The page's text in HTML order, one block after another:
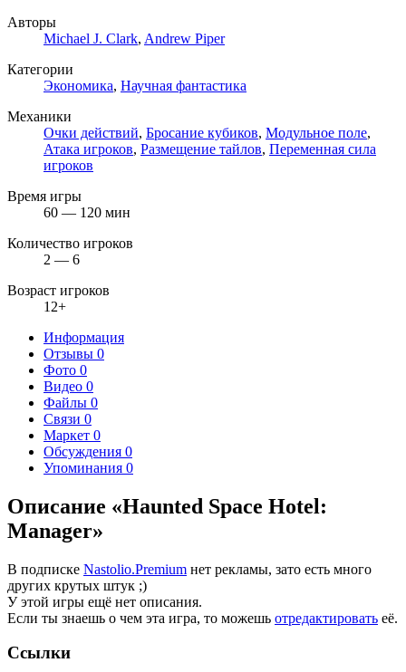
Авторы
Michael J. Clark, Andrew Piper
Категории
Экономика, Научная фантастика
Механики
Очки действий, Бросание кубиков, Модульное поле,
Атака игроков, Размещение тайлов, Переменная сила
игроков
Время игры
60 — 120 мин
Количество игроков
2 — 6
Возраст игроков
12+
Информация
Отзывы 0
Фото 0
Видео 0
Файлы 0
Связи 0
Маркет 0
Обсуждения 0
Упоминания 0
Описание «Haunted Space Hotel:
Manager»
В подписке Nastolio.Premium нет рекламы, зато есть много
других крутых штук ;)
У этой игры ещё нет описания.
Если ты знаешь о чем эта игра, то можешь отредактировать её.
Ссылки